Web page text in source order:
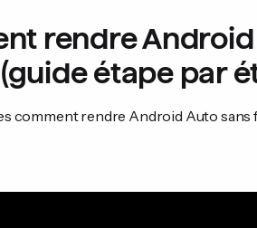
rendre
étape par
comment rendre Android Auto